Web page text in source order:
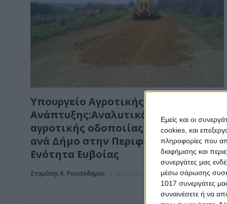
Εμείς και οι
cookies, και
πληροφορίες που
διαφήμισης και
συνεργάτες μας
μέσω σάρωσης
1017 συνεργάτες
συναινέσετε ή να
Υπουργείο Αγροτικής
Ανάπτυξης:Αναλυτικά τα έργα
αγροτικής οδοποιίας και τα ποσά
ανά Δήμο στην Περιφερειακή
Ενότητα Ευβοίας
Σταμάτης Κ. Ρουσόδημος 5 ΑΥΓΟΎΣΤΟΥ 2026